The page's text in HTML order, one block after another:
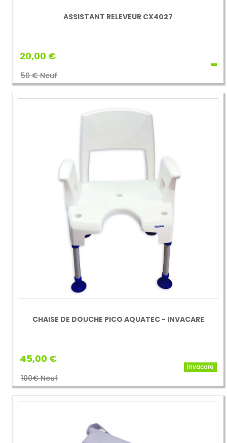
ASSISTANT RELEVEUR CX4027
20,00 €
50 € Neuf
CHAISE DE DOUCHE PICO AQUATEC - INVACARE
45,00 €
100€ Neuf
Invacare